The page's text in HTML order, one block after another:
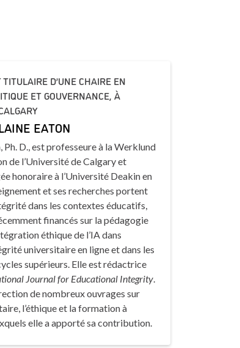
D’UNE CHAIRE EN
ET GOUVERNANCE, À
EATON
Ph. D., est professeure à la Werklund
de l’Université de Calgary et
honoraire à l’Université Deakin en
et ses recherches portent
dans les contextes éducatifs,
financés sur la pédagogie
éthique de l’IA dans
universitaire en ligne et dans les
supérieurs. Elle est rédactrice
Journal for Educational Integrity.
de nombreux ouvrages sur
l’éthique et la formation à
elle a apporté sa contribution.